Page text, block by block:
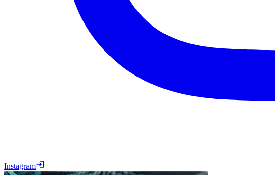
Instagram